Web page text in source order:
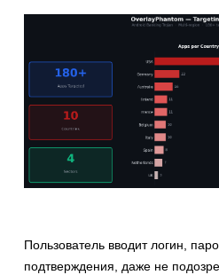
Пользователь вводит логин,
подтверждения, даже не